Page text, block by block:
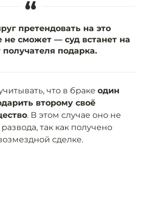
“
претендовать на это
сможет — суд встанет на
получателя подарка.
что в браке один
второму своё
. В этом случае оно не
так как получено
сделке.